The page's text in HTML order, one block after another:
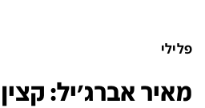
פלילי
מאיר אברג'יל: